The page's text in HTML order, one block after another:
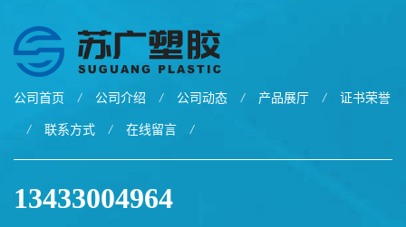
公司首页 / 公司介绍 / 公司动态 / 产品展厅 / 证书荣誉
/ 联系方式 / 在线留言 /
13433004964